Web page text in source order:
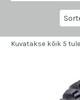
Kuvatakse kõik 5